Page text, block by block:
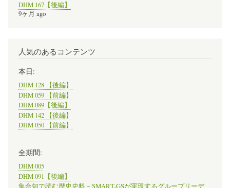
DHM 167【後編】
9ヶ月 ago
人気のあるコンテンツ
本日:
DHM 128 【後編】
DHM 059 【前編】
DHM 089【後編】
DHM 142 【後編】
DHM 050 【前編】
全期間:
DHM 005
DHM 091【後編】